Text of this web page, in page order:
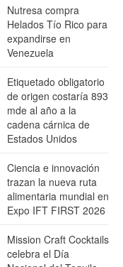
Nutresa compra
Helados Tío Rico para
expandirse en
Venezuela
Etiquetado obligatorio
de origen costaría 893
mde al año a la
cadena cárnica de
Estados Unidos
Ciencia e innovación
trazan la nueva ruta
alimentaria mundial en
Expo IFT FIRST 2026
Mission Craft Cocktails
celebra el Día